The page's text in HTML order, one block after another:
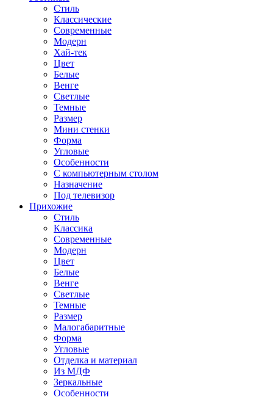
Стиль
Классические
Современные
Модерн
Хай-тек
Цвет
Белые
Венге
Светлые
Темные
Размер
Мини стенки
Форма
Угловые
Особенности
С компьютерным столом
Назначение
Под телевизор
Прихожие
Стиль
Классика
Современные
Модерн
Цвет
Белые
Венге
Светлые
Темные
Размер
Малогабаритные
Форма
Угловые
Отделка и материал
Из МДФ
Зеркальные
Особенности